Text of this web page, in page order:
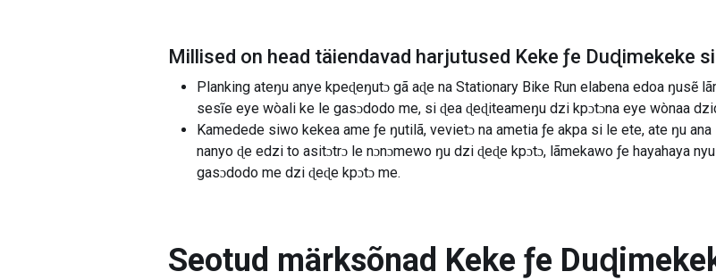
Millised on head täiendavad harjutused Keke ƒe Duɖimekeke
Planking ateŋu anye kpeɖeŋutɔ gã aɖe na Stationary Bike Run elabena edoa ŋusẽ
sesĩe eye wòali ke le gasɔdodo me, si ɖea ɖeɖiteameŋu dzi kpɔtɔna eye wònaa
Kamedede siwo kekea ame ƒe ŋutilã, vevietɔ na ametia ƒe akpa si le ete, ate ŋu
nanyo ɖe edzi to asitɔtrɔ le nɔnɔmewo ŋu dzi ɖeɖe kpɔtɔ, lãmekawo ƒe hayahaya
gasɔdodo me dzi ɖeɖe kpɔtɔ me.
Seotud märksõnad Keke ƒe